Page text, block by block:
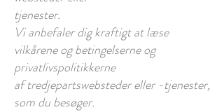
tjenester.
Vi anbefaler dig kraftigt at læse
vilkårene og betingelserne og
privatlivspolitikkerne
af tredjepartswebsteder eller -tjenester,
som du besøger.